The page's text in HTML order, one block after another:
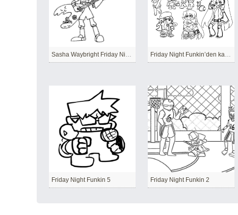
Sasha Waybright Friday Night Funkin Friday Night Funkin’den karakterler
Friday Night Funkin 5 Friday Night Funkin 2